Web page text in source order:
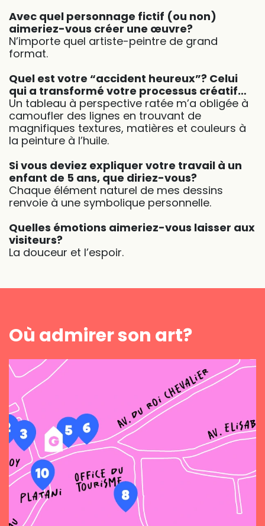
Avec quel personnage fictif (ou non)
aimeriez-vous créer une œuvre?
N’importe quel artiste-peintre de grand
format.
Quel est votre “accident heureux”? Celui
qui a transformé votre processus créatif…
Un tableau à perspective ratée m’a obligée à
camoufler des lignes en trouvant de
magnifiques textures, matières et couleurs à
la peinture à l’huile.
Si vous deviez expliquer votre travail à un
enfant de 5 ans, que diriez-vous?
Chaque élément naturel de mes dessins
renvoie à une symbolique personnelle.
Quelles émotions aimeriez-vous laisser aux
visiteurs?
La douceur et l’espoir.
Où admirer son art?